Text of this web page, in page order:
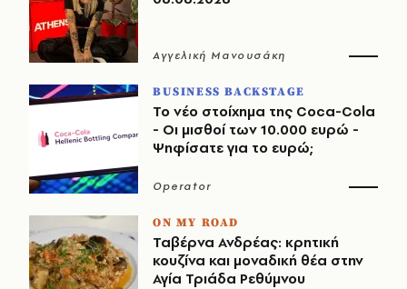
Αγγελική Μανουσάκη
BUSINESS BACKSTAGE
Το νέο στοίχημα της Coca-Cola
- Οι μισθοί των 10.000 ευρώ -
Ψηφίσατε για το ευρώ;
Operator
ON MY ROAD
Ταβέρνα Ανδρέας: κρητική
κουζίνα και μοναδική θέα στην
Αγία Τριάδα Ρεθύμνου